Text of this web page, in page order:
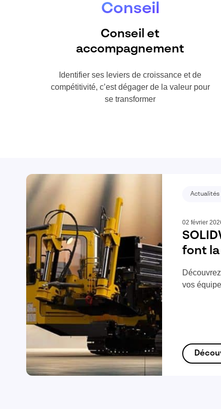
Conseil
Conseil et
accompagnement
Identifier ses leviers de croissance et de
compétitivité, c’est dégager de la valeur pour
se transformer
Actualités
02 février
font
vos